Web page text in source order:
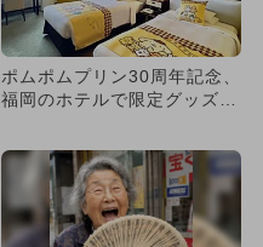
ポムポムプリン30周年記念、
福岡のホテルで限定グッズ付